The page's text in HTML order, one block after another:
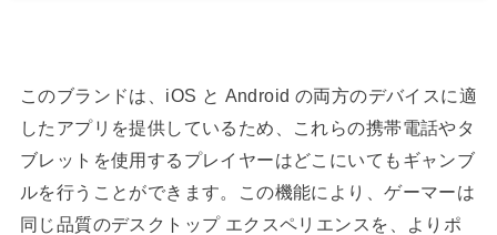
このブランドは、iOS と Android の両方のデバイスに適
したアプリを提供しているため、これらの携帯電話やタ
ブレットを使用するプレイヤーはどこにいてもギャンブ
ルを行うことができます。この機能により、ゲーマーは
同じ品質のデスクトップ エクスペリエンスを、よりポ